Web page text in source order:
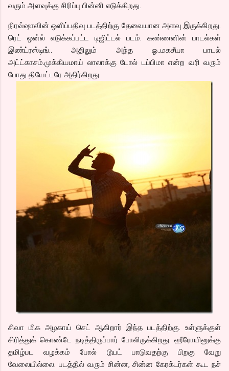
வரும் அளவுக்கு சிரிப்பு பின்னி எடுக்கிறது.
நிரவ்ஷாவின் ஒளிப்பதிவு படத்திற்கு தேவையான அளவு இருக்கிறது.
ரெட் ஒன்ல் எடுக்கப்பட்ட டிஜிட்டல் படம். கண்ணனின் பாடல்கள்
இண்ட்ரஸ்டிங்.. அதிலும் அந்த ஓ..மகசீயா பாடல்
அட்ட்காசம்.முக்கியமாய் லாலாக்கு டோல் டப்பிமா என்ற வரி வரும்
போது தியேட்டரே அதிர்கிறது
சிவா மிக அழகாய் செட் ஆகிறார் இந்த படத்திற்கு. உள்ளுக்குள்
சிரித்துக் கொண்டே நடித்திருப்பார் போலிருக்கிறது. ஹீரோயினுக்கு
தமிழ்பட வழக்கம் போல் டூயட் பாடுவதற்கு பிறகு வேறு
வேலையில்லை. படத்தில் வரும் சின்ன, சின்ன கேரக்டர்கள் கூட நச்